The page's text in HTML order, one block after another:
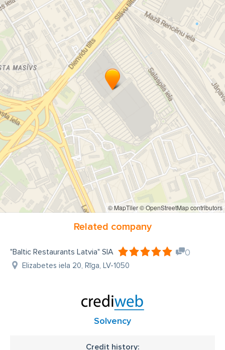
© MapTiler© OpenStreetMap contributors
Related company
"Baltic Restaurants Latvia" SIA 0
Elizabetes iela 20, Rīga, LV-1050
Solvency
Credit history: